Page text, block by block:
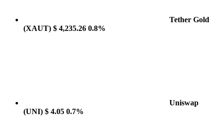
Tether Gold
(XAUT) $ 4,235.26 0.8%
Uniswap
(UNI) $ 4.05 0.7%